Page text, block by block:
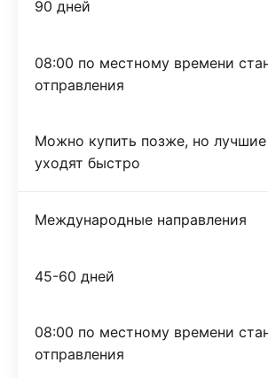
90 дней
08:00 по местному времени
отправления
Можно купить позже, но
уходят быстро
Международные направления
45-60 дней
08:00 по местному времени
отправления